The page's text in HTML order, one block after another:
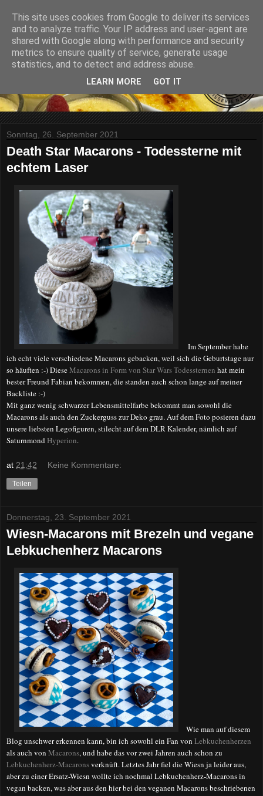
Sonntag, 26. September 2021
Death Star Macarons - Todessterne mit
echtem Laser
Im September habe
ich echt viele verschiedene Macarons gebacken, weil sich die Geburtstage nur
so häuften :-) DieseMacarons in Form von Star Wars Todessternen hat mein
bester Freund Fabian bekommen, die standen auch schon lange auf meiner
Backliste :-)
Mit ganz wenig schwarzer Lebensmittelfarbe bekommt man sowohl die
Macarons als auch den Zuckerguss zur Deko grau. Auf dem Foto posieren dazu
unsere liebsten Legofiguren, stilecht auf dem DLR Kalender, nämlich auf
SaturnmondHyperion.
at 21:42 Keine Kommentare:
Teilen
Donnerstag, 23. September 2021
Wiesn-Macarons mit Brezeln und vegane
Lebkuchenherz Macarons
Wie man auf diesem
Blog unschwer erkennen kann, bin ich sowohl ein Fan von Lebkuchenherzen
als auch von Macarons, und habe das vor zwei Jahren auch schon zu
Lebkuchenherz-Macaronsverknüft. Letztes Jahr fiel die Wiesn ja leider aus,
aber zu einer Ersatz-Wiesn wollte ich nochmal Lebkuchenherz-Macarons in
vegan backen, was aber aus den hier bei den veganen Macarons beschriebenen
This site uses cookies from Google to deliver its services
and to analyze traffic. Your IP address and user-agent are
shared with Google along with performance and security
metrics to ensure quality of service, generate usage
statistics, and to detect and address abuse.
LEARN MORE GOT IT